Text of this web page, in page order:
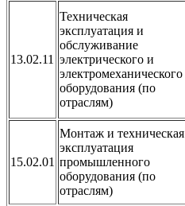
13.02.11
Техническая
эксплуатация и
обслуживание
электрического и
электромеханического
оборудования (по
отраслям)
15.02.01
Монтаж и техническая
эксплуатация
промышленного
оборудования (по
отраслям)